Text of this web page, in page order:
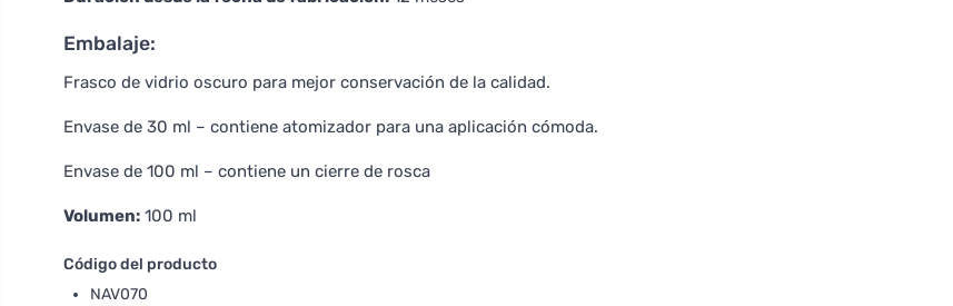
Embalaje:
Frasco de vidrio oscuro para mejor conservación de la calidad.
Envase de 30 ml – contiene atomizador para una aplicación cómoda.
Envase de 100 ml – contiene un cierre de rosca
Volumen: 100 ml
Código del producto
NAV070